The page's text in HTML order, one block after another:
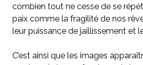
combien tout ne cesse de se
paix comme la fragilité de nos
leur puissance de jaillissement et
C’est ainsi que les images